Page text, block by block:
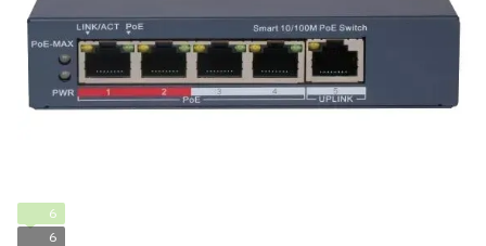
6
6